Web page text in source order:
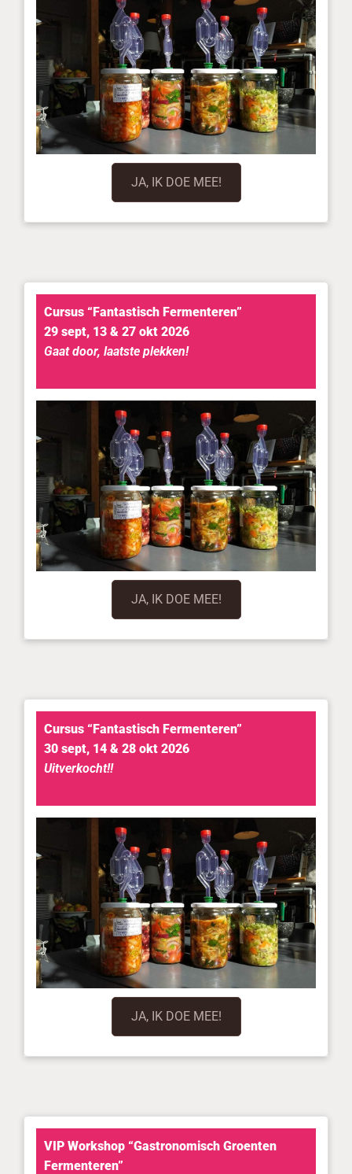
JA, IK DOE MEE!
Cursus “Fantastisch Fermenteren”
29 sept, 13 & 27 okt 2026
Gaat door, laatste plekken!
JA, IK DOE MEE!
Cursus “Fantastisch Fermenteren”
30 sept, 14 & 28 okt 2026
Uitverkocht!!
JA, IK DOE MEE!
VIP Workshop “Gastronomisch Groenten
Fermenteren”